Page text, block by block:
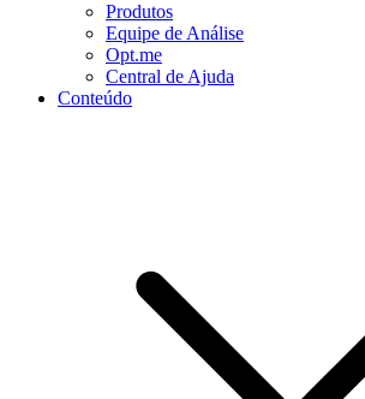
Produtos
Equipe de Análise
Opt.me
Central de Ajuda
Conteúdo